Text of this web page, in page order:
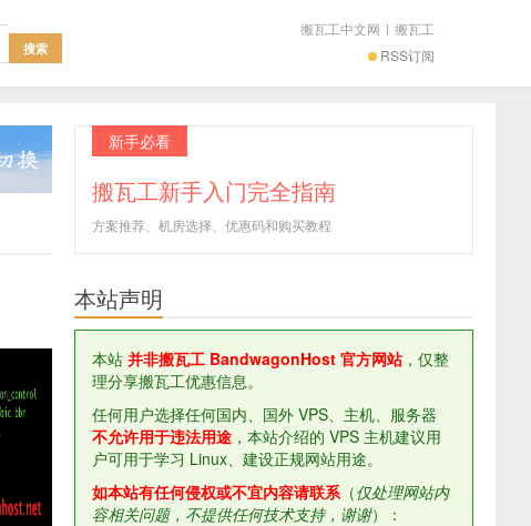
RSS订阅
搬瓦工中文网 | 搬瓦工
新手必看
搬瓦工新手入门完全指南
方案推荐、机房选择、优惠码和购买教程
本站声明
本站 并非搬瓦工 BandwagonHost 官方网站，仅整
理分享搬瓦工优惠信息。
任何用户选择任何国内、国外 VPS、主机、服务器
不允许用于违法用途 ，本站介绍的 VPS 主机建议用
户可用于学习 Linux、建设正规网站用途。
如本站有任何侵权或不宜内容请联系（仅处理网站内
容相关问题，不提供任何技术支持，谢谢）：